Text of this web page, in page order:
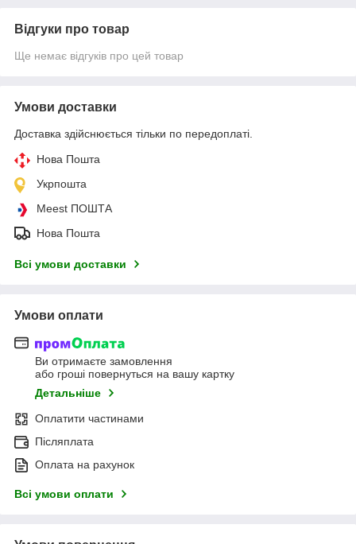
Відгуки про товар
Ще немає відгуків про цей товар
Умови доставки
Доставка здійснюється тільки по передоплаті.
Нова Пошта
Укрпошта
Meest ПОШТА
Нова Пошта
Всі умови доставки
Умови оплати
Ви отримаєте замовлення
або гроші повернуться на вашу картку
Детальніше
Оплатити частинами
Післяплата
Оплата на рахунок
Всі умови оплати